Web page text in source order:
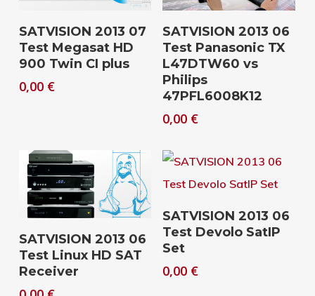
Download
SATVISION 2013 07
Test Megasat HD
900 Twin CI plus
0,00 €
Download
SATVISION 2013 06
Test Panasonic TX
L47DTW60 vs
Philips
47PFL6008K12
0,00 €
Download
SATVISION 2013 06
Test Linux HD SAT
Receiver
Download
SATVISION 2013 06
Test Devolo SatIP
Set
0,00 €